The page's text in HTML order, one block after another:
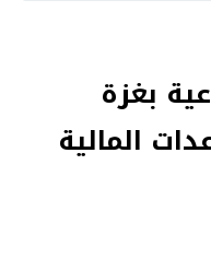
بغزة
المالية